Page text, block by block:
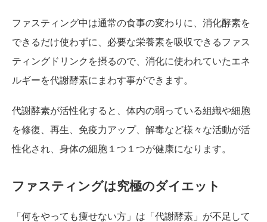
ファスティング中は通常の食事の変わりに、消化酵素を
できるだけ使わずに、必要な栄養素を吸収できるファス
ティングドリンクを摂るので、消化に使われていたエネ
ルギーを代謝酵素にまわす事ができます。
代謝酵素が活性化すると、体内の弱っている組織や細胞
を修復、再生、免疫力アップ、解毒など様々な活動が活
性化され、身体の細胞１つ１つが健康になります。
ファスティングは究極のダイエット
「何をやっても痩せない方」は「代謝酵素」が不足して